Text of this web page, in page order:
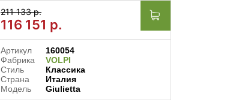
211 133 р.
116 151 р.
Артикул
160054
Фабрика
VOLPI
Стиль
Классика
Страна
Италия
Модель
Giulietta